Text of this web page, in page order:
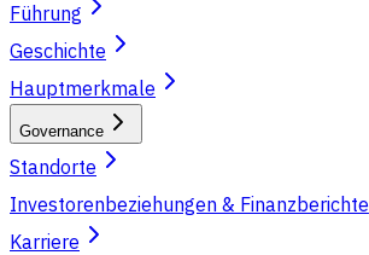
Führung
Geschichte
Hauptmerkmale
Governance
Standorte
Investorenbeziehungen & Finanzberichte
Karriere